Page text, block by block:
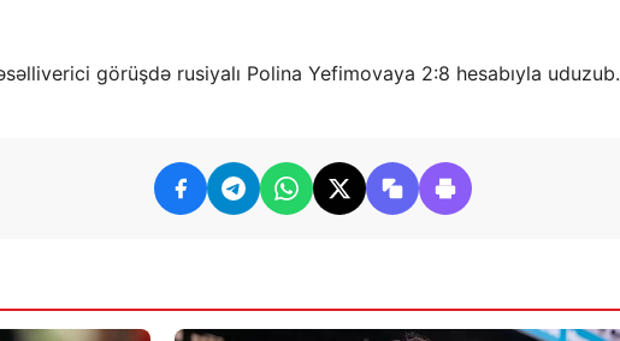
görüşdə rusiyalı Polina Yefimovaya 2:8 hesabıyla uduzub.